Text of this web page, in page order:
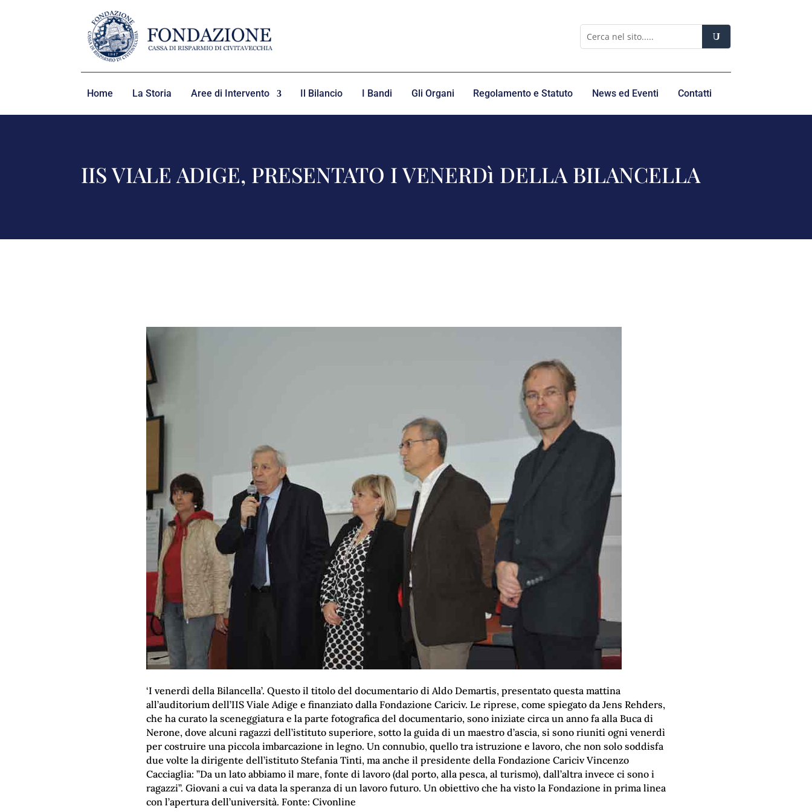
Home La Storia Aree di Intervento Il Bilancio I Bandi Gli Organi Regolamento e Statuto News ed Eventi Contatti
IIS VIALE ADIGE, PRESENTATO I VENERDì DELLA BILANCELLA
‘I venerdì della Bilancella’. Questo il titolo del documentario di Aldo Demartis, presentato questa mattina
all’auditorium dell’IIS Viale Adige e finanziato dalla Fondazione Cariciv. Le riprese, come spiegato da Jens Rehders,
che ha curato la sceneggiatura e la parte fotografica del documentario, sono iniziate circa un anno fa alla Buca di
Nerone, dove alcuni ragazzi dell’istituto superiore, sotto la guida di un maestro d’ascia, si sono riuniti ogni venerdì
per costruire una piccola imbarcazione in legno. Un connubio, quello tra istruzione e lavoro, che non solo soddisfa
due volte la dirigente dell’istituto Stefania Tinti, ma anche il presidente della Fondazione Cariciv Vincenzo
Cacciaglia: ”Da un lato abbiamo il mare, fonte di lavoro (dal porto, alla pesca, al turismo), dall’altra invece ci sono i
ragazzi”. Giovani a cui va data la speranza di un lavoro futuro. Un obiettivo che ha visto la Fondazione in prima linea
con l’apertura dell’università. Fonte: Civonline